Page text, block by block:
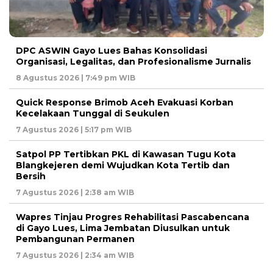
DPC ASWIN Gayo Lues Bahas Konsolidasi
Organisasi, Legalitas, dan Profesionalisme Jurnalis
8 Agustus 2026 | 7:49 pm WIB
Quick Response Brimob Aceh Evakuasi Korban
Kecelakaan Tunggal di Seukulen
7 Agustus 2026 | 5:17 pm WIB
Satpol PP Tertibkan PKL di Kawasan Tugu Kota
Blangkejeren demi Wujudkan Kota Tertib dan
Bersih
7 Agustus 2026 | 2:38 am WIB
Wapres Tinjau Progres Rehabilitasi Pascabencana
di Gayo Lues, Lima Jembatan Diusulkan untuk
Pembangunan Permanen
7 Agustus 2026 | 2:34 am WIB